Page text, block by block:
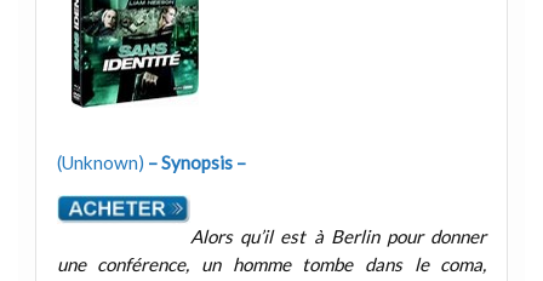
(Unknown) – Synopsis –
Alors qu’il est à Berlin pour donner
une conférence, un homme tombe dans le coma,